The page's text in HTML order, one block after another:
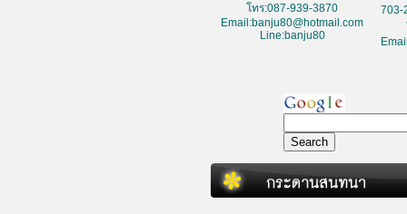
โทร:087-939-3870
Email:banju80@hotmail.com
Line:banju80
703-